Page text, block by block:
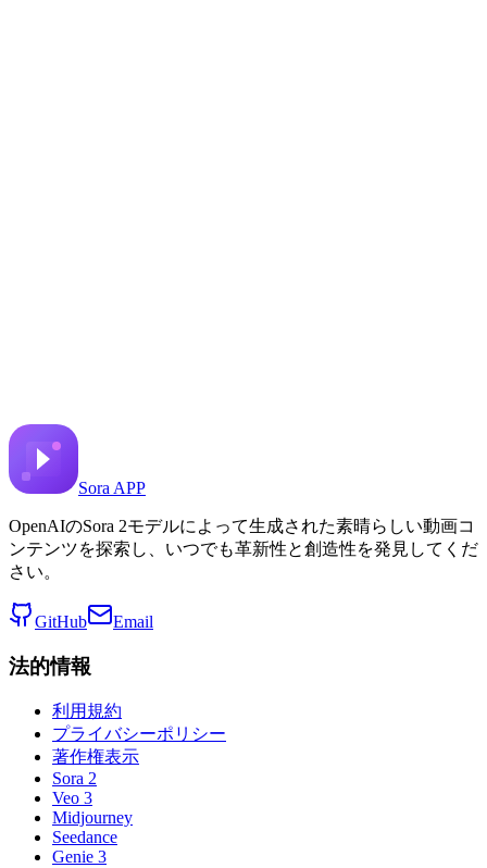
Resolution (Heroic framing): A slow dolly-back shows
Sora APP
OpenAIのSora 2モデルによって生成された素晴らしい動画コ
ンテンツを探索し、いつでも革新性と創造性を発見してくだ
さい。
GitHub Email
法的情報
利用規約
プライバシーポリシー
著作権表示
Sora 2
Veo 3
Midjourney
Seedance
Genie 3